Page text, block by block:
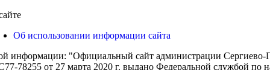
Об использовании информации сайта
информации: "Официальный сайт администрации Сергиево-
от 27 марта 2020 г. выдано Федеральной службой по